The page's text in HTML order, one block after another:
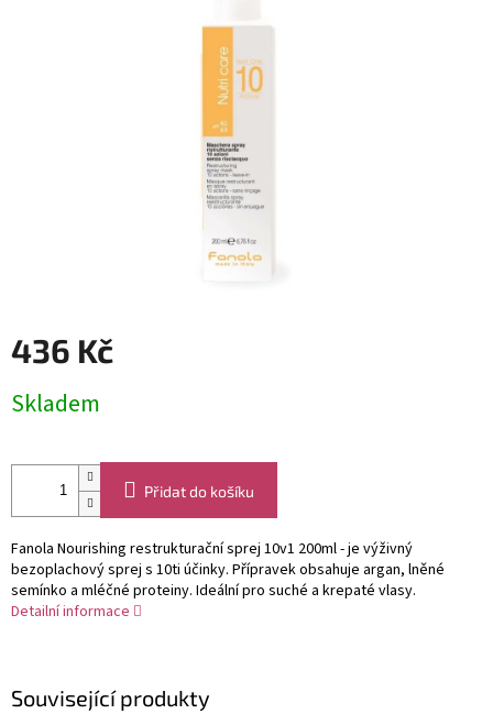
436 Kč
cena:
Skladem
Přidat do košíku
Fanola Nourishing restrukturační sprej 10v1 200ml - je výživný
bezoplachový sprej s 10ti účinky. Přípravek obsahuje argan, lněné
semínko a mléčné proteiny. Ideální pro suché a krepaté vlasy.
Detailní informace
Související produkty